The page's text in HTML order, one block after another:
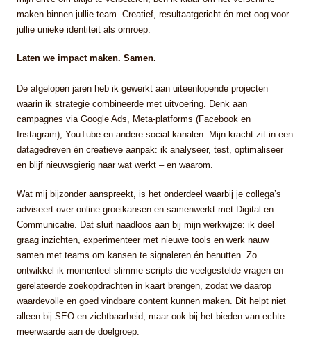
maken binnen jullie team. Creatief, resultaatgericht én met oog voor
jullie unieke identiteit als omroep.
Laten we impact maken. Samen.
De afgelopen jaren heb ik gewerkt aan uiteenlopende projecten
waarin ik strategie combineerde met uitvoering. Denk aan
campagnes via Google Ads, Meta-platforms (Facebook en
Instagram), YouTube en andere social kanalen. Mijn kracht zit in een
datagedreven én creatieve aanpak: ik analyseer, test, optimaliseer
en blijf nieuwsgierig naar wat werkt – en waarom.
Wat mij bijzonder aanspreekt, is het onderdeel waarbij je collega’s
adviseert over online groeikansen en samenwerkt met Digital en
Communicatie. Dat sluit naadloos aan bij mijn werkwijze: ik deel
graag inzichten, experimenteer met nieuwe tools en werk nauw
samen met teams om kansen te signaleren én benutten. Zo
ontwikkel ik momenteel slimme scripts die veelgestelde vragen en
gerelateerde zoekopdrachten in kaart brengen, zodat we daarop
waardevolle en goed vindbare content kunnen maken. Dit helpt niet
alleen bij SEO en zichtbaarheid, maar ook bij het bieden van echte
meerwaarde aan de doelgroep.